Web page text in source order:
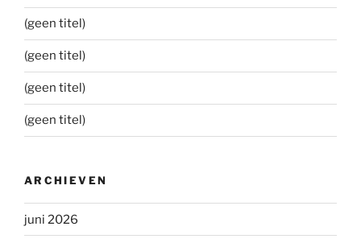
(geen titel)
(geen titel)
(geen titel)
(geen titel)
ARCHIEVEN
juni 2026